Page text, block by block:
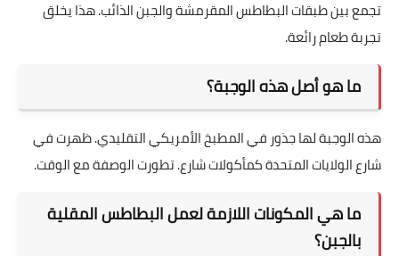
تجمع بين طبقات البطاطس المقرمشة والجبن الذائب. هذا يخلق
تجربة طعام رائعة.
ما هو أصل هذه الوجبة؟
هذه الوجبة لها جذور في المطبخ الأمريكي التقليدي. ظهرت في
شارع الولايات المتحدة كمأكولات شارع. تطورت الوصفة مع الوقت.
ما هي المكونات اللازمة لعمل البطاطس المقلية
بالجبن؟